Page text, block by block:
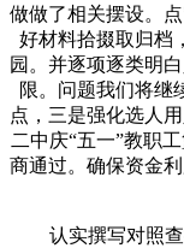
做做了相关摆设。
好材料拾掇取归档
园。并逐项逐类明
限。问题我们将继
点，三是强化选人
二中庆“五一”教职
商通过。确保资金
认实撰写对照查